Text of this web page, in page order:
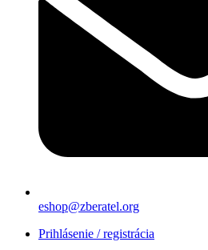
eshop@zberatel.org
Prihlásenie / registrácia